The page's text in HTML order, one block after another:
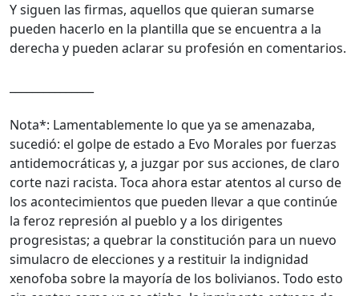
Y siguen las firmas, aquellos que quieran sumarse
pueden hacerlo en la plantilla que se encuentra a la
derecha y pueden aclarar su profesión en comentarios.
Nota*: Lamentablemente lo que ya se amenazaba,
sucedió: el golpe de estado a Evo Morales por fuerzas
antidemocráticas y, a juzgar por sus acciones, de claro
corte nazi racista. Toca ahora estar atentos al curso de
los acontecimientos que pueden llevar a que continúe
la feroz represión al pueblo y a los dirigentes
progresistas; a quebrar la constitución para un nuevo
simulacro de elecciones y a restituir la indignidad
xenofoba sobre la mayoría de los bolivianos. Todo esto